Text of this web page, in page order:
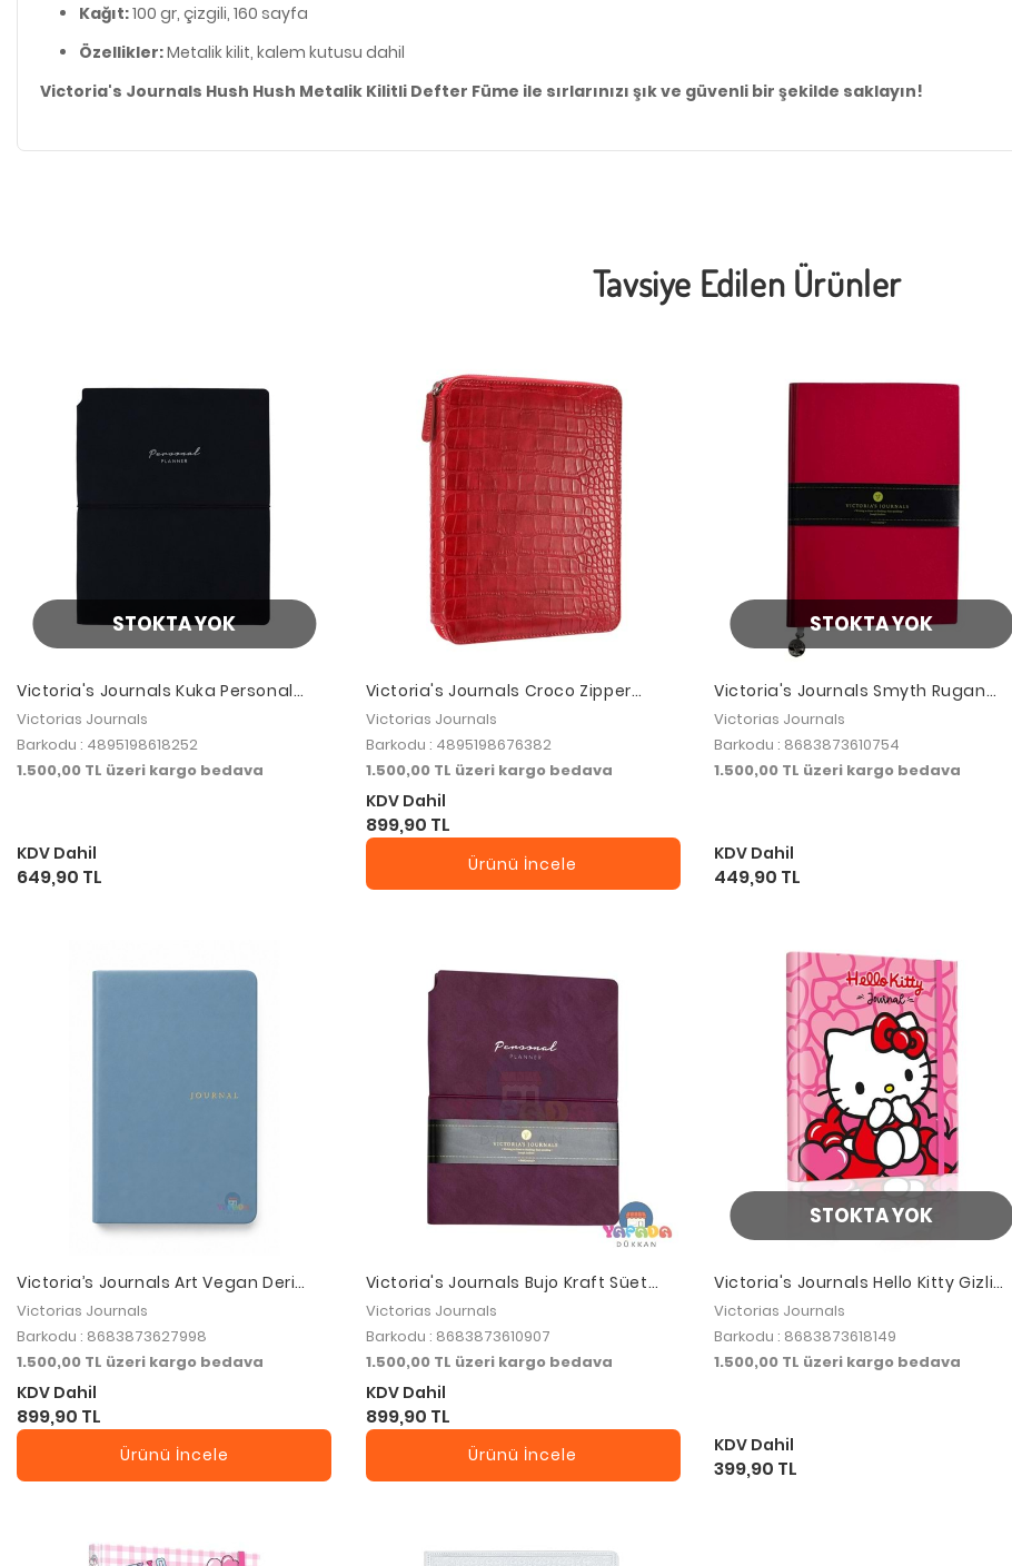
Kağıt:100 gr, çizgili, 160 sayfa
Özellikler:Metalik kilit, kalem kutusu dahil
Victoria's Journals Hush Hush Metalik Kilitli Defter Füme ile sırlarınızı şık ve güvenli bir şekilde saklayın!
Tavsiye Edilen Ürünler
STOKTA YOK
Victoria's Journals Kuka Personal
Planner Defter 19x25 80 gr. 96 yp.
Çizgili Siyah
Victorias Journals
Barkodu : 4895198618252
1.500,00 TL üzeri kargo bedava
KDV Dahil
649,90 TL
Victoria's Journals Croco Zipper
Folder Organizer-Defter 14.8x21 cm
120 gr. 80 yp.Nkt . Kırmızı
Victorias Journals
Barkodu : 4895198676382
1.500,00 TL üzeri kargo bedava
KDV Dahil
899,90 TL
Ürünü İncele
STOKTA YOK
Victoria's Journals Smyth Rugan
Esnek Kapak Çizgili Defter 14.8x21 cm
Kırmızı
Victorias Journals
Barkodu : 8683873610754
1.500,00 TL üzeri kargo bedava
KDV Dahil
449,90 TL
Victoria’s Journals Art Vegan Deri
Defter 100 gr 120 Yaprak - Düz Açık
Mavi
Victorias Journals
Barkodu : 8683873627998
1.500,00 TL üzeri kargo bedava
KDV Dahil
899,90 TL
Ürünü İncele
Victoria's Journals Bujo Kraft Süet
Defter Süet 96 Yaprak
Victorias Journals
Barkodu : 8683873610907
1.500,00 TL üzeri kargo bedava
KDV Dahil
899,90 TL
Ürünü İncele
STOKTA YOK
Victoria's Journals Hello Kitty Gizli
Spiralli Günlük Journal 17x24 cm
Victorias Journals
Barkodu : 8683873618149
1.500,00 TL üzeri kargo bedava
KDV Dahil
399,90 TL